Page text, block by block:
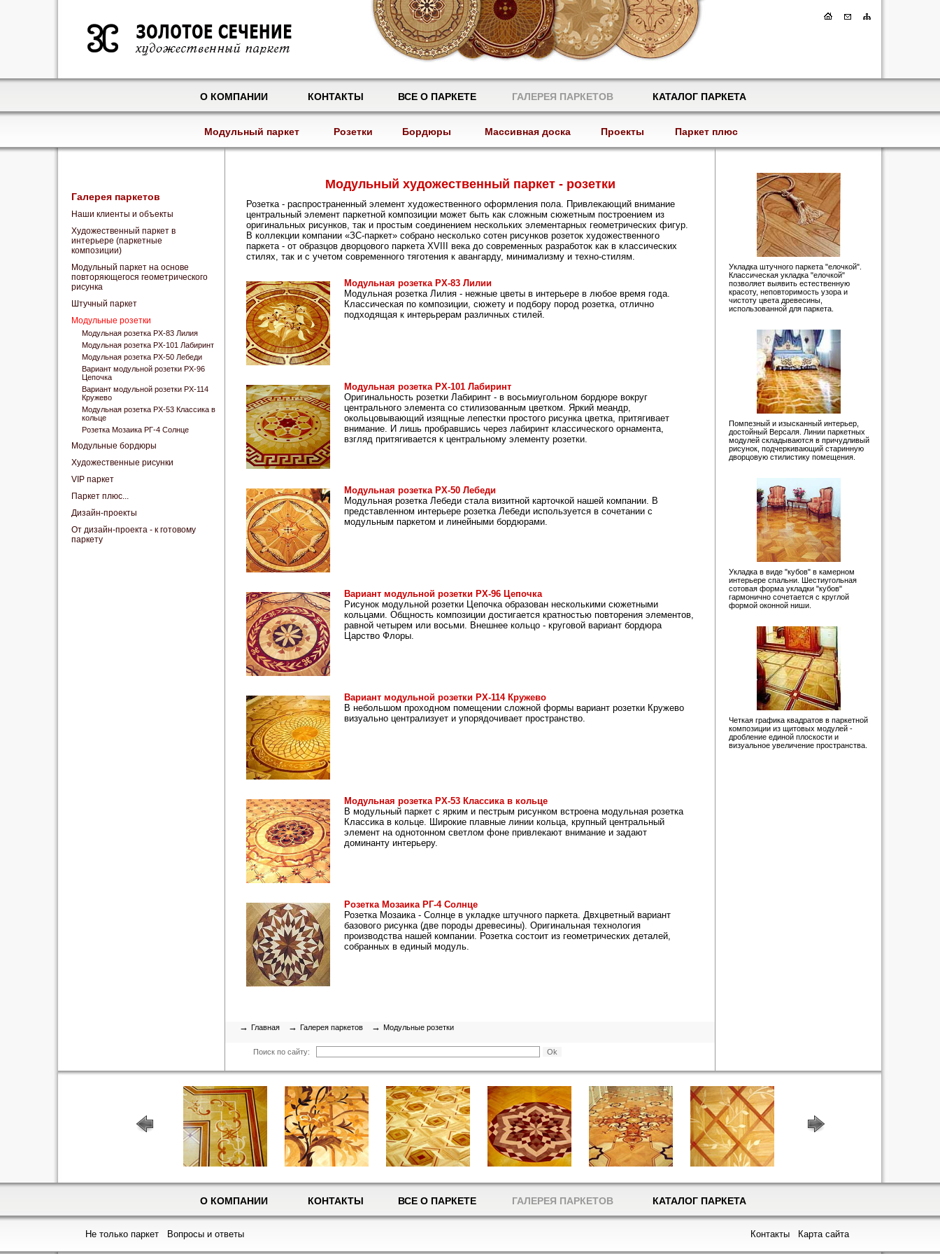
О КОМПАНИИ КОНТАКТЫ ВСЕ О ПАРКЕТЕ ГАЛЕРЕЯ ПАРКЕТОВ КАТАЛОГ ПАРКЕТА
Модульный паркет Розетки Бордюры Массивная доска Проекты Паркет плюс
Галерея паркетов
Наши клиенты и объекты
Художественный паркет в
интерьере (паркетные
композиции)
Модульный паркет на основе
повторяющегося геометрического
рисунка
Штучный паркет
Модульные розетки
Модульная розетка РХ-83 Лилия
Модульная розетка РХ-101 Лабиринт
Модульная розетка РХ-50 Лебеди
Вариант модульной розетки РХ-96
Цепочка
Вариант модульной розетки РХ-114
Кружево
Модульная розетка РХ-53 Классика в
кольце
Розетка Мозаика РГ-4 Солнце
Модульные бордюры
Художественные рисунки
VIP паркет
Паркет плюс...
Дизайн-проекты
От дизайн-проекта - к готовому
паркету
Модульный художественный паркет - розетки
Розетка - распространенный элемент художественного оформления пола. Привлекающий внимание
центральный элемент паркетной композиции может быть как сложным сюжетным построением из
оригинальных рисунков, так и простым соединением нескольких элементарных геометрических фигур.
В коллекции компании «ЗС-паркет» собрано несколько сотен рисунков розеток художественного
паркета - от образцов дворцового паркета XVIII века до современных разработок как в классических
стилях, так и с учетом современного тяготения к авангарду, минимализму и техно-стилям.
Модульная розетка РХ-83 Лилии
Модульная розетка Лилия - нежные цветы в интерьере в любое время года.
Классическая по композиции, сюжету и подбору пород розетка, отлично
подходящая к интерьрерам различных стилей.
Модульная розетка РХ-101 Лабиринт
Оригинальность розетки Лабиринт - в восьмиугольном бордюре вокруг
центрального элемента со стилизованным цветком. Яркий меандр,
окольцовывающий изящные лепестки простого рисунка цветка, притягивает
внимание. И лишь пробравшись через лабиринт классического орнамента,
взгляд притягивается к центральному элементу розетки.
Модульная розетка РХ-50 Лебеди
Модульная розетка Лебеди стала визитной карточкой нашей компании. В
представленном интерьере розетка Лебеди используется в сочетании с
модульным паркетом и линейными бордюрами.
Вариант модульной розетки РХ-96 Цепочка
Рисунок модульной розетки Цепочка образован несколькими сюжетными
кольцами. Общность композиции достигается кратностью повторения элементов,
равной четырем или восьми. Внешнее кольцо - круговой вариант бордюра
Царство Флоры.
Вариант модульной розетки РХ-114 Кружево
В небольшом проходном помещении сложной формы вариант розетки Кружево
визуально централизует и упорядочивает пространство.
Модульная розетка РХ-53 Классика в кольце
В модульный паркет с ярким и пестрым рисунком встроена модульная розетка
Классика в кольце. Широкие плавные линии кольца, крупный центральный
элемент на однотонном светлом фоне привлекают внимание и задают
доминанту интерьеру.
Розетка Мозаика РГ-4 Солнце
Розетка Мозаика - Солнце в укладке штучного паркета. Двхцветный вариант
базового рисунка (две породы древесины). Оригинальная технология
производства нашей компании. Розетка состоит из геометрических деталей,
собранных в единый модуль.
→ Главная → Галерея паркетов → Модульные розетки
Поиск по сайту:
Укладка штучного паркета "елочкой".
Классическая укладка "елочкой"
позволяет выявить естественную
красоту, неповторимость узора и
чистоту цвета древесины,
использованной для паркета.
Помпезный и изысканный интерьер,
достойный Версаля. Линии паркетных
модулей складываются в причудливый
рисунок, подчеркивающий старинную
дворцовую стилистику помещения.
Укладка в виде "кубов" в камерном
интерьере спальни. Шестиугольная
сотовая форма укладки "кубов"
гармонично сочетается с круглой
формой оконной ниши.
Четкая графика квадратов в паркетной
композиции из щитовых модулей -
дробление единой плоскости и
визуальное увеличение пространства.
О КОМПАНИИ КОНТАКТЫ ВСЕ О ПАРКЕТЕ ГАЛЕРЕЯ ПАРКЕТОВ КАТАЛОГ ПАРКЕТА
Не только паркет Вопросы и ответы Контакты Карта сайта